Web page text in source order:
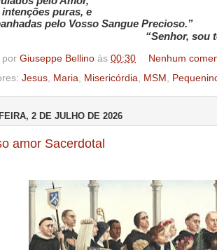
puras, e
pelo Vosso Sangue Precioso.”
“Senhor, sou
por Giuseppe Bellino às 00:30
Nenhum
Jesus Maria Misericórdia MSM
2 DE JULHO DE 2026
amor Sacerdotal